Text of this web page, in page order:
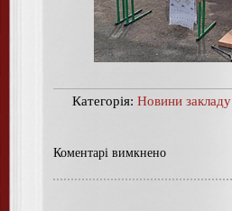
Категорія: Новини закладу
Коментарі вимкнено